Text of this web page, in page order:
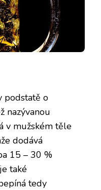
podstatě o
nazývanou
v mužském těle
dodává
15 – 30 %
také
tedy